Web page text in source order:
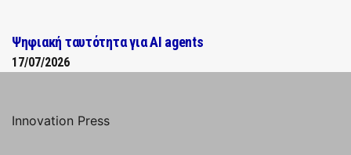
Ψηφιακή ταυτότητα για AI agents
17/07/2026
Innovation Press